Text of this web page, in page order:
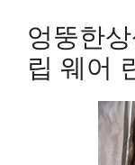
엉뚱한
립 웨어